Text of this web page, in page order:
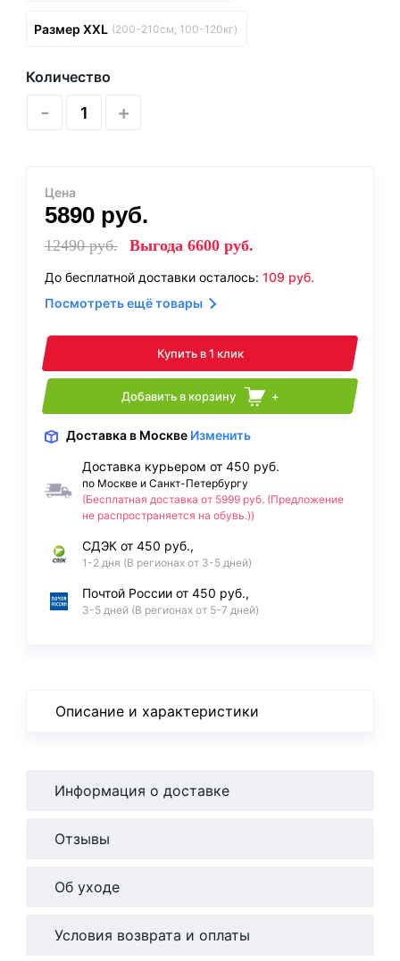
Размер XXL (200-210см, 100-120кг)
Количество
- +
Цена
5890 руб.
12490руб. Выгода 6600 руб.
До бесплатной доставки осталось: 109 руб.
Посмотреть ещё товары
Купить в 1 клик
Добавить в корзину +
Доставка в Москве Изменить
Доставка курьером от 450 руб.
по Москве и Санкт-Петербургу
(Бесплатная доставка от 5999 руб. (Предложение
не распространяется на обувь.))
СДЭК от 450 руб.,
1-2 дня (В регионах от 3-5 дней)
Почтой России от 450 руб.,
3-5 дней (В регионах от 5-7 дней)
Описание и характеристики
Информация о доставке
Отзывы
Об уходе
Условия возврата и оплаты